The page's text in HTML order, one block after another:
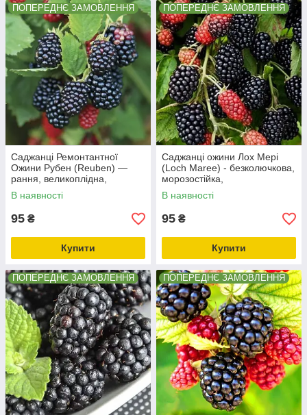
ПОПЕРЕДНЄ ЗАМОВЛЕННЯ
Саджанці Ремонтантної
Ожини Рубен (Reuben) —
рання, великоплідна,
врожайна, слабоколюча
В наявності
95 ₴
Купити
ПОПЕРЕДНЄ ЗАМОВЛЕННЯ
Саджанці ожини Лох Мері
(Loch Maree) - безколючкова,
морозостійка,
транспортабельна.
В наявності
95 ₴
Купити
ПОПЕРЕДНЄ ЗАМОВЛЕННЯ ПОПЕРЕДНЄ ЗАМОВЛЕННЯ